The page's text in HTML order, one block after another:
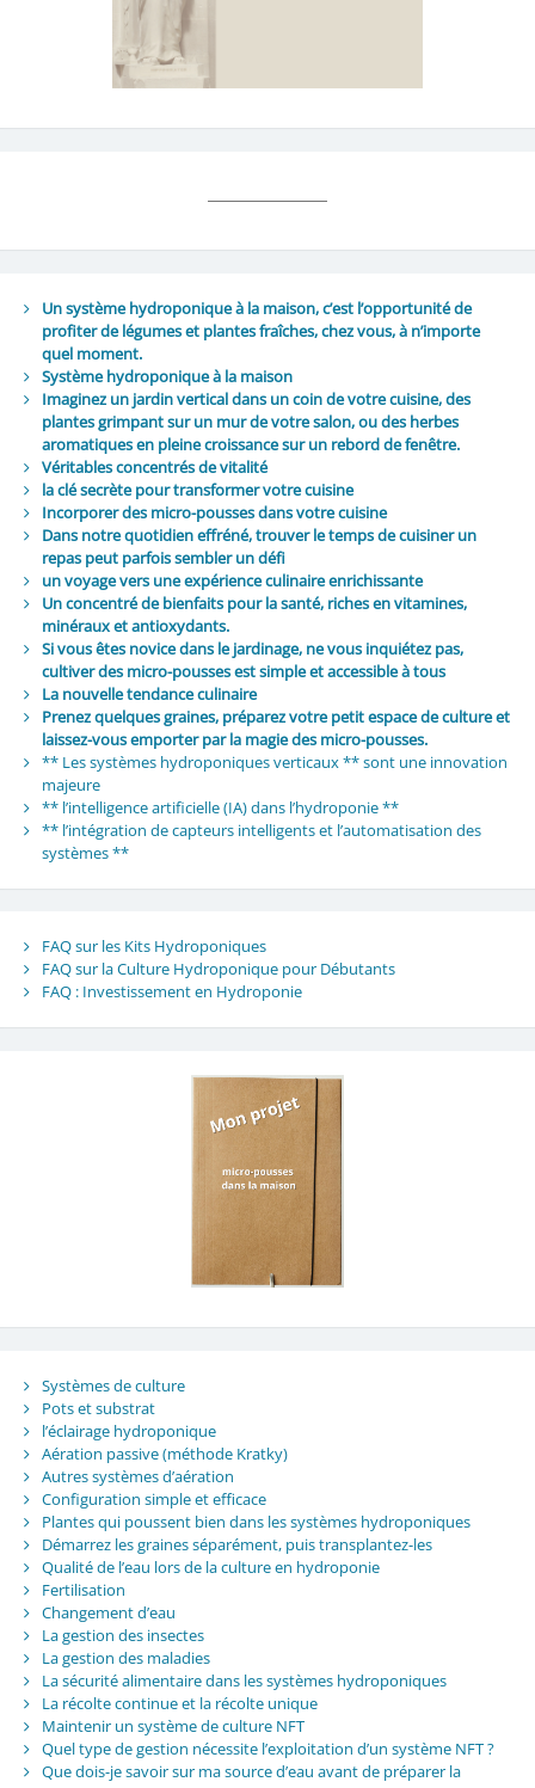
Un système hydroponique à la maison, c’est l’opportunité de
profiter de légumes et plantes fraîches, chez vous, à n’importe
quel moment.
Système hydroponique à la maison
Imaginez un jardin vertical dans un coin de votre cuisine, des
plantes grimpant sur un mur de votre salon, ou des herbes
aromatiques en pleine croissance sur un rebord de fenêtre.
Véritables concentrés de vitalité
la clé secrète pour transformer votre cuisine
Incorporer des micro-pousses dans votre cuisine
Dans notre quotidien effréné, trouver le temps de cuisiner un
repas peut parfois sembler un défi
un voyage vers une expérience culinaire enrichissante
Un concentré de bienfaits pour la santé, riches en vitamines,
minéraux et antioxydants.
Si vous êtes novice dans le jardinage, ne vous inquiétez pas,
cultiver des micro-pousses est simple et accessible à tous
La nouvelle tendance culinaire
Prenez quelques graines, préparez votre petit espace de culture et
laissez-vous emporter par la magie des micro-pousses.
** Les systèmes hydroponiques verticaux ** sont une innovation
majeure
** l’intelligence artificielle (IA) dans l’hydroponie **
** l’intégration de capteurs intelligents et l’automatisation des
systèmes **
FAQ sur les Kits Hydroponiques
FAQ sur la Culture Hydroponique pour Débutants
FAQ : Investissement en Hydroponie
Systèmes de culture
Pots et substrat
l’éclairage hydroponique
Aération passive (méthode Kratky)
Autres systèmes d’aération
Configuration simple et efficace
Plantes qui poussent bien dans les systèmes hydroponiques
Démarrez les graines séparément, puis transplantez-les
Qualité de l’eau lors de la culture en hydroponie
Fertilisation
Changement d’eau
La gestion des insectes
La gestion des maladies
La sécurité alimentaire dans les systèmes hydroponiques
La récolte continue et la récolte unique
Maintenir un système de culture NFT
Quel type de gestion nécessite l’exploitation d’un système NFT ?
Que dois-je savoir sur ma source d’eau avant de préparer la